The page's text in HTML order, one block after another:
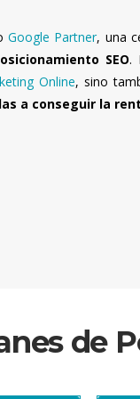
Google Partner, una
SEO.
Online, sino
a conseguir la
de